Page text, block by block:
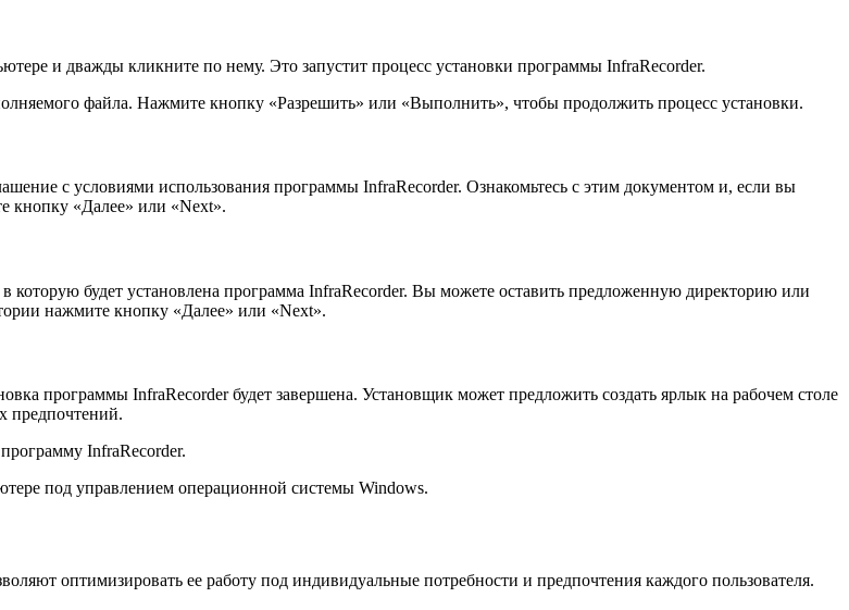
и дважды кликните по нему. Это запустит процесс установки программы InfraRecorder.
файла. Нажмите кнопку «Разрешить» или «Выполнить», чтобы продолжить процесс установки.
с условиями использования программы InfraRecorder. Ознакомьтесь с этим документом и, если вы
кнопку «Далее» или «Next».
будет установлена программа InfraRecorder. Вы можете оставить предложенную директорию или
нажмите кнопку «Далее» или «Next».
программы InfraRecorder будет завершена. Установщик может предложить создать ярлык на рабочем столе
предпочтений.
InfraRecorder.
под управлением операционной системы Windows.
оптимизировать ее работу под индивидуальные потребности и предпочтения каждого пользователя.